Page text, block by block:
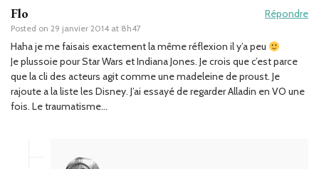
Flo
Posted on 29 janvier 2014 at 8h47
Répondre
Haha je me faisais exactement la même réflexion il y’a peu
Je plussoie pour Star Wars et Indiana Jones. Je crois que c’est parce
que la cli des acteurs agit comme une madeleine de proust. Je
rajoute a la liste les Disney. J’ai essayé de regarder Alladin en VO une
fois. Le traumatisme…